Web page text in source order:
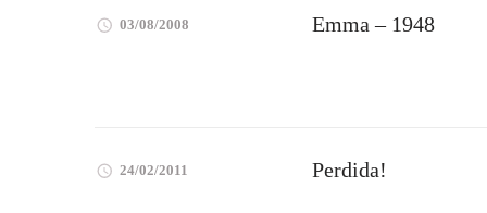
03/08/2008 Emma – 1948
24/02/2011 Perdida!